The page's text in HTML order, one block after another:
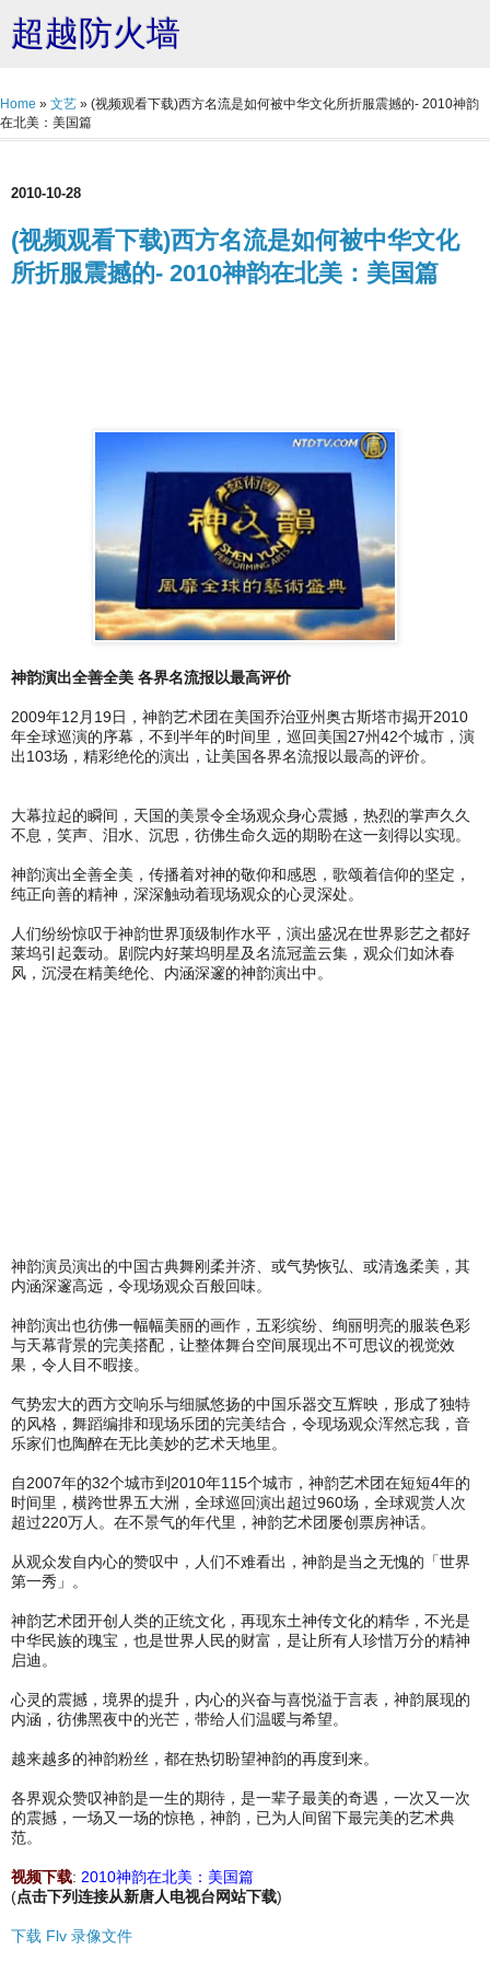
超越防火墙
Home » 文艺 » (视频观看下载)西方名流是如何被中华文化所折服震撼的- 2010神韵
在北美：美国篇
2010-10-28
(视频观看下载)西方名流是如何被中华文化
所折服震撼的- 2010神韵在北美：美国篇
神韵演出全善全美 各界名流报以最高评价
2009年12月19日，神韵艺术团在美国乔治亚州奥古斯塔市揭开2010
年全球巡演的序幕，不到半年的时间里，巡回美国27州42个城市，演
出103场，精彩绝伦的演出，让美国各界名流报以最高的评价。
大幕拉起的瞬间，天国的美景令全场观众身心震撼，热烈的掌声久久
不息，笑声、泪水、沉思，彷佛生命久远的期盼在这一刻得以实现。
神韵演出全善全美，传播着对神的敬仰和感恩，歌颂着信仰的坚定，
纯正向善的精神，深深触动着现场观众的心灵深处。
人们纷纷惊叹于神韵世界顶级制作水平，演出盛况在世界影艺之都好
莱坞引起轰动。剧院内好莱坞明星及名流冠盖云集，观众们如沐春
风，沉浸在精美绝伦、内涵深邃的神韵演出中。
神韵演员演出的中国古典舞刚柔并济、或气势恢弘、或清逸柔美，其
内涵深邃高远，令现场观众百般回味。
神韵演出也彷佛一幅幅美丽的画作，五彩缤纷、绚丽明亮的服装色彩
与天幕背景的完美搭配，让整体舞台空间展现出不可思议的视觉效
果，令人目不暇接。
气势宏大的西方交响乐与细腻悠扬的中国乐器交互辉映，形成了独特
的风格，舞蹈编排和现场乐团的完美结合，令现场观众浑然忘我，音
乐家们也陶醉在无比美妙的艺术天地里。
自2007年的32个城市到2010年115个城市，神韵艺术团在短短4年的
时间里，横跨世界五大洲，全球巡回演出超过960场，全球观赏人次
超过220万人。在不景气的年代里，神韵艺术团屡创票房神话。
从观众发自内心的赞叹中，人们不难看出，神韵是当之无愧的「世界
第一秀」。
神韵艺术团开创人类的正统文化，再现东土神传文化的精华，不光是
中华民族的瑰宝，也是世界人民的财富，是让所有人珍惜万分的精神
启迪。
心灵的震撼，境界的提升，内心的兴奋与喜悦溢于言表，神韵展现的
内涵，彷佛黑夜中的光芒，带给人们温暖与希望。
越来越多的神韵粉丝，都在热切盼望神韵的再度到来。
各界观众赞叹神韵是一生的期待，是一辈子最美的奇遇，一次又一次
的震撼，一场又一场的惊艳，神韵，已为人间留下最完美的艺术典
范。
视频下载: 2010神韵在北美：美国篇
(点击下列连接从新唐人电视台网站下载)
下载 Flv 录像文件